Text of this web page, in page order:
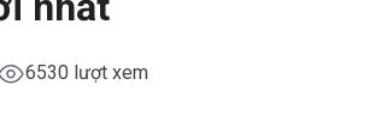
6530 lượt xem